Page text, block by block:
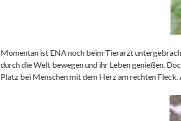
Momentan ist ENA noch beim Tierarzt
durch die Welt bewegen und ihr Leben genießen.
Platz bei Menschen mit dem Herz am rechten